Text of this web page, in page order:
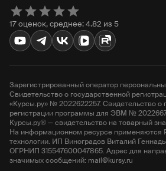
17 оценок, среднее: 4.82 из 5
Зарегистрированный оператор
Свидетельство о государственной
«Курсы.ру» № 2022622257. Свидетельство о
регистрации программы для ЭВМ №
Курсы.ру® — свидетельство на товарный
На информационном ресурсе применяются
технологии. ИП Виноградов Виталий
ОГРНИП 315547600047865. Адрес для
значимых сообщений: mail@kursy.ru